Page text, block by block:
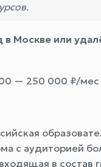
в Москве или
— 250 000 ₽/мес
с аудиторией
в состав